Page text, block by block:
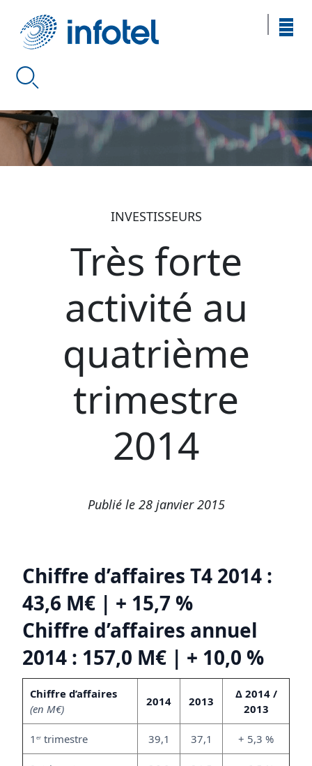
INVESTISSEURS
Très forte
activité au
quatrième
trimestre
2014
Publié le 28 janvier 2015
Chiffre d’affaires T4 2014 :
43,6 M€ | + 15,7 %
Chiffre d’affaires annuel
2014 : 157,0 M€ | + 10,0 %
Chiffre d’affaires
(en M€)
2014 2013
Δ 2014 /
2013
1 er trimestre 39,1 37,1 + 5,3 %